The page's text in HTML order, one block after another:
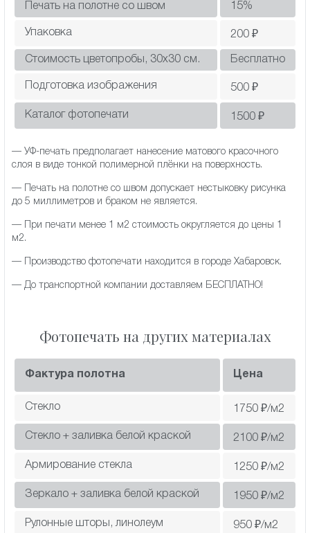
Печать на полотне со швом 15%
Упаковка 200 ₽
Стоимость цветопробы, 30х30 см. Бесплатно
Подготовка изображения 500 ₽
Каталог фотопечати 1500 ₽
— УФ-печать предполагает нанесение матового красочного
слоя в виде тонкой полимерной плёнки на поверхность.
— Печать на полотне со швом допускает нестыковку рисунка
до 5 миллиметров и браком не является.
— При печати менее 1 м2 стоимость округляется до цены 1
м2.
— Производство фотопечати находится в городе Хабаровск.
— До транспортной компании доставляем БЕСПЛАТНО!
Фотопечать на других материалах
Фактура полотна Цена
Стекло 1750 ₽/м2
Стекло + заливка белой краской 2100 ₽/м2
Армирование стекла 1250 ₽/м2
Зеркало + заливка белой краской 1950 ₽/м2
Рулонные шторы, линолеум 950 ₽/м2